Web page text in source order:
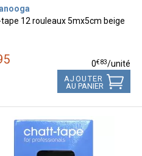
12 rouleaux 5mx5cm beige
0€83/unité
AJOUTER
AU PANIER